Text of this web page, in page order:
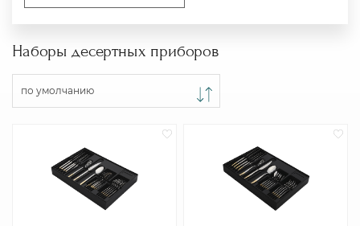
Наборы десертных приборов
по умолчанию